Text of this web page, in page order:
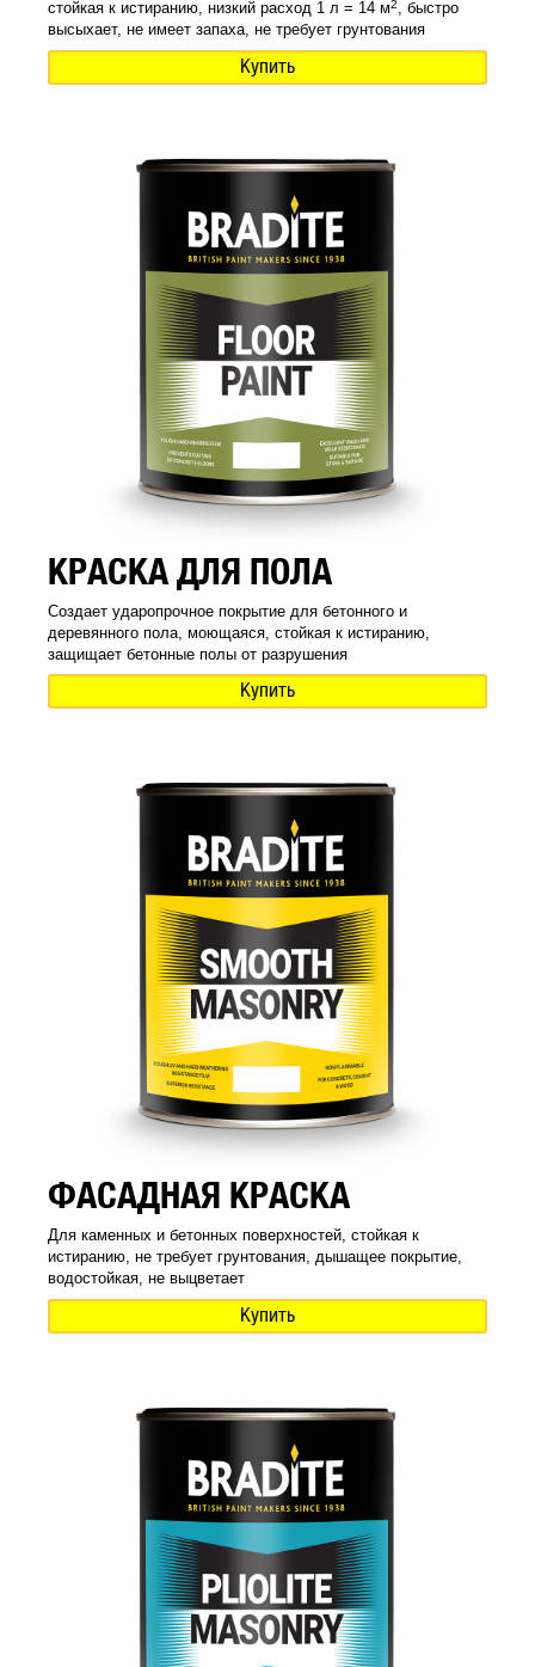
стойкая к истиранию, низкий расход 1 л = 14 м2, быстро
высыхает, не имеет запаха, не требует грунтования
Купить
КРАСКА ДЛЯ ПОЛА
Создает ударопрочное покрытие для бетонного и
деревянного пола, моющаяся, стойкая к истиранию,
защищает бетонные полы от разрушения
Купить
ФАСАДНАЯ КРАСКА
Для каменных и бетонных поверхностей, стойкая к
истиранию, не требует грунтования, дышащее покрытие,
водостойкая, не выцветает
Купить